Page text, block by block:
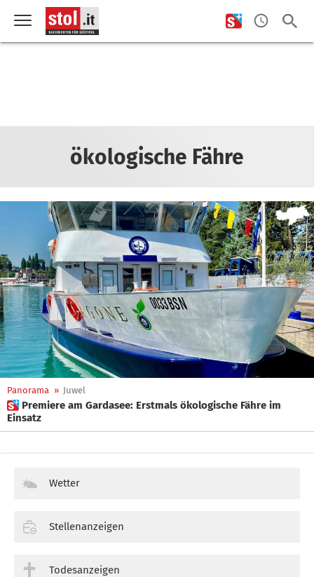
ökologische Fähre
Panorama » Juwel
 Premiere am Gardasee: Erstmals ökologische Fähre im
Einsatz
Wetter
Stellenanzeigen
Todesanzeigen